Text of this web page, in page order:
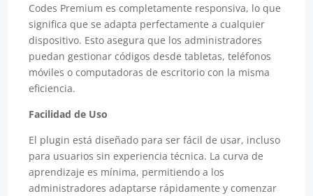
Codes Premium es completamente responsiva, lo que
significa que se adapta perfectamente a cualquier
dispositivo. Esto asegura que los administradores
puedan gestionar códigos desde tabletas, teléfonos
móviles o computadoras de escritorio con la misma
eficiencia.
Facilidad de Uso
El plugin está diseñado para ser fácil de usar, incluso
para usuarios sin experiencia técnica. La curva de
aprendizaje es mínima, permitiendo a los
administradores adaptarse rápidamente y comenzar